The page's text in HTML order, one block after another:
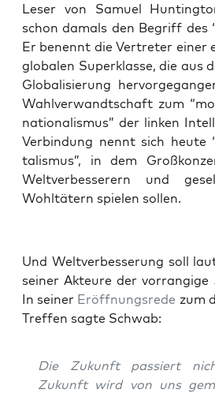
Leser von Samu­el
schon damals den Begriff des
Er benennt die Ver­tre­ter einer
glo­ba­len Super­klas­se, die aus
Glo­ba­li­sie­rung
Wahl­ver­wandt­schaft zum
na­tio­na­lis­mus” der lin­ken
Ver­bin­dung nennt sich heu­te
ta­lis­mus”, in dem
Welt­ver­bes­se­rern und
Wohl­tä­tern spie­len sollen.
Und Welt­ver­bes­se­rung soll
sei­ner Akteu­re der vor­ran­gi­ge
In sei­ner Eröff­nungs­re­de zum
Tref­fen sag­te Schwab:
Die Zukunft pas­siert
Zukunft wird von uns